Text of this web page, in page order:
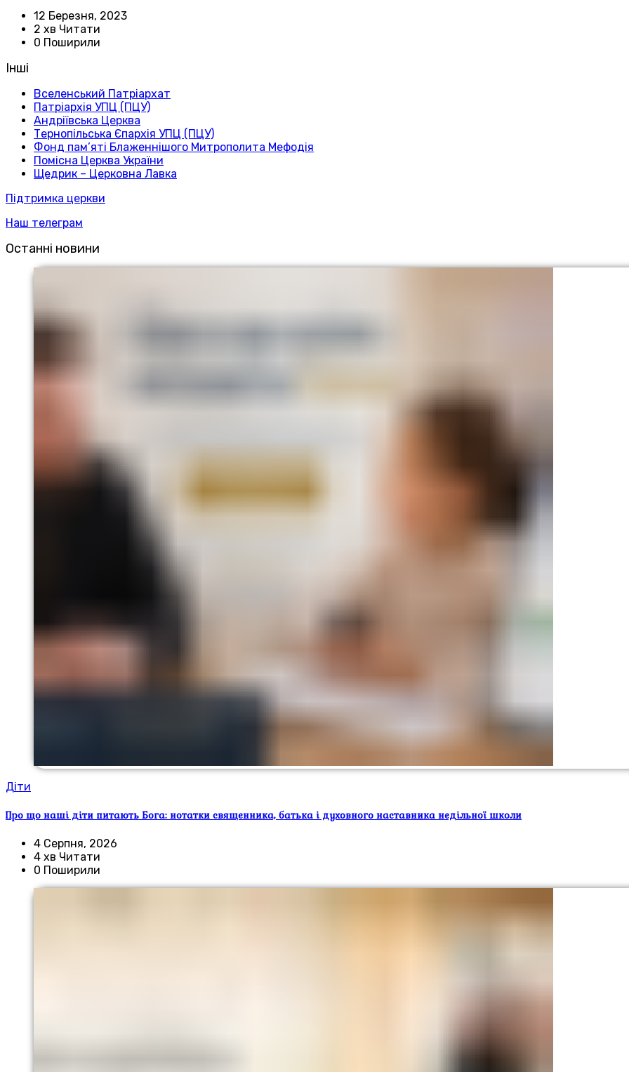
12 Березня, 2023
2 хв Читати
0 Поширили
Інші
Вселенський Патріархат
Патріархія УПЦ (ПЦУ)
Андріївська Церква
Тернопільська Єпархія УПЦ (ПЦУ)
Фонд пам’яті Блаженнішого Митрополита Мефодія
Помісна Церква України
Щедрик – Церковна Лавка
Підтримка церкви
Наш телеграм
Останні новини
Діти
Про що наші діти питають Бога: нотатки священника, батька і духовного наставника недільної школи
4 Серпня, 2026
4 хв Читати
0 Поширили